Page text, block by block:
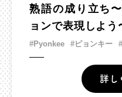
熟語の成り立ち
ョンで表現しよう
#Pyonkee #ピョンキー
詳し